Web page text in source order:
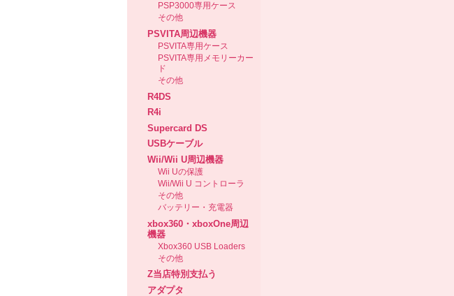
PSP3000専用ケース
その他
PSVITA周辺機器
PSVITA専用ケース
PSVITA専用メモリーカー
ド
その他
R4DS
R4i
Supercard DS
USBケーブル
Wii/Wii U周辺機器
Wii Uの保護
Wii/Wii U コントローラ
その他
バッテリー・充電器
xbox360・xboxOne周辺
機器
Xbox360 USB Loaders
その他
Z当店特別支払う
アダプタ